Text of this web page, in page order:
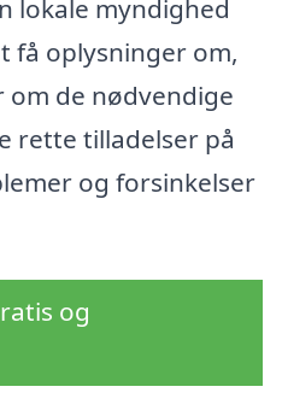
lokale myndighed
få oplysninger om,
de nødvendige
rette tilladelser på
og forsinkelser
og